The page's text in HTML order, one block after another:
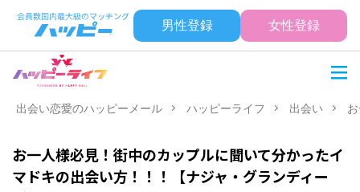
男性登録 女性登録
出会い恋愛のハッピーメール ハッピーライフ 出会い
お一人様必見！街中のカップルに聞いて分かったイ
マドキの出会い方！！！【ナジャ・グランディー